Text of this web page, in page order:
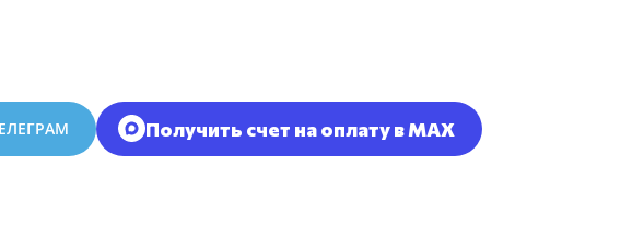
Получить счет на оплату в MAX